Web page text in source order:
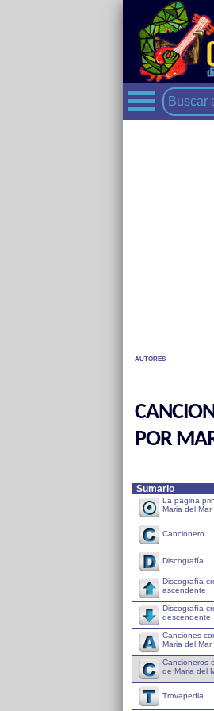
AUTORES
POR
Sumario
La página
Maria del Mar
Cancionero
Discografía
Discografía
ascendente
Discografía
descendente
Canciones
Maria del Mar
Cancioneros
de Maria del
Trovapedia